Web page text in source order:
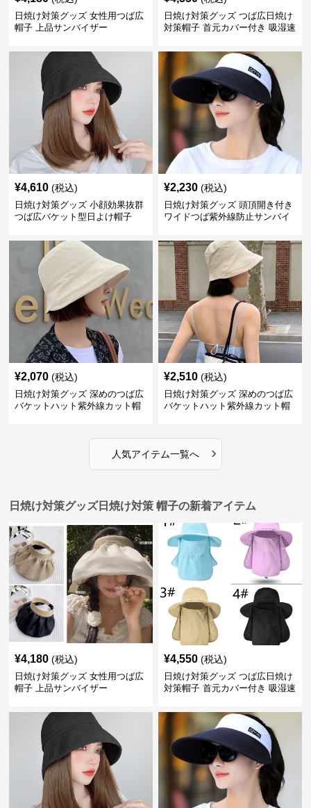
日焼け対策グッズ 女性用つば広
帽子 上品サンバイザー
日焼け対策グッズ つば広日焼け
対策帽子 首元カバー付き 吸湿速
¥4,610 (税込)
日焼け対策グッズ 小顔効果抜群
つば広バケット型日よけ帽子
¥2,230 (税込)
日焼け対策グッズ 頭頂開き付き
ワイドつば紫外線防止サンバイ
¥2,070 (税込)
日焼け対策グッズ 深めのつば広
バケットハット紫外線カット帽
¥2,510 (税込)
日焼け対策グッズ 深めのつば広
バケットハット紫外線カット帽
人気アイテム一覧へ ›
日焼け対策グッズ日焼け対策 帽子の新着アイテム
¥4,180 (税込)
日焼け対策グッズ 女性用つば広
帽子 上品サンバイザー
¥4,550 (税込)
日焼け対策グッズ つば広日焼け
対策帽子 首元カバー付き 吸湿速